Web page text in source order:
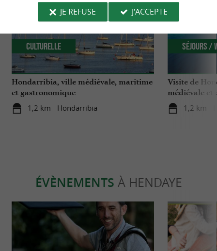
Hondarribia, ville médiévale, maritime
et gastronomique
1,2 km - Hondarribia
Culturelle
Visite de
médiévale et
charme !
1,2 km -
Séjours /
ÉVÈNEMENTS À HENDAYE
JE REFUSE
J'ACCEPTE